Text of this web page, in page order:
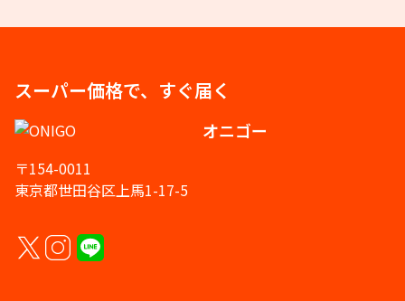
スーパー価格で、すぐ届く
オニゴー
〒154-0011
東京都世田谷区上馬1-17-5